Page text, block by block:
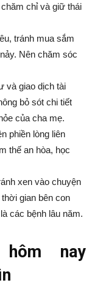
chỉ và giữ thái
tránh mua sắm
Nên chăm sóc
và giao dịch tài
bỏ sót chi tiết
của cha mẹ.
phiền lòng liên
thế an hòa, học
xen vào chuyện
gian bên con
các bệnh lâu năm.
nay